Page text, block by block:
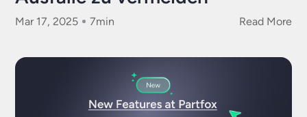
Mar 17, 2025 7min Read More